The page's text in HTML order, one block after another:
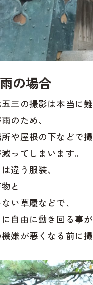
の場合
三の撮影は本当に難
のため、
や屋根の下などで撮
ってしまいます。
違う服装、
と
い草履などで、
自由に動き回る事が
嫌が悪くなる前に